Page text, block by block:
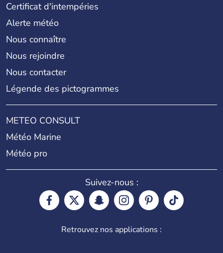
Certificat d'intempéries
Alerte météo
Nous connaître
Nous rejoindre
Nous contacter
Légende des pictogrammes
METEO CONSULT
Météo Marine
Météo pro
Suivez-nous :
Retrouvez nos applications :